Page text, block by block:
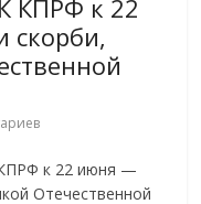
КПРФ к 22
к 22 июня —
Отечественной